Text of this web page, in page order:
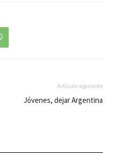
Artículo siguiente
Jóvenes, dejar Argentina